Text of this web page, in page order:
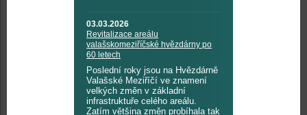
03.03.2026
Revitalizace areálu
valašskomeziříčské hvězdárny po
60 letech
Poslední roky jsou na Hvězdárně
Valašské Meziříčí ve znamení
velkých změn v základní
infrastruktuře celého areálu.
Zatím většina změn probíhala tak